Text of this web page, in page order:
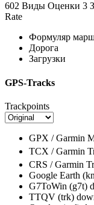
602 Виды Оценки 3
Rate
Формуляр
Дорога
Загрузки
GPS-Tracks
Trackpoints
GPX / Garmin
TCX / Garmin
CRS / Garmin
Google Earth
G7ToWin (g7t)
TTQV (trk)